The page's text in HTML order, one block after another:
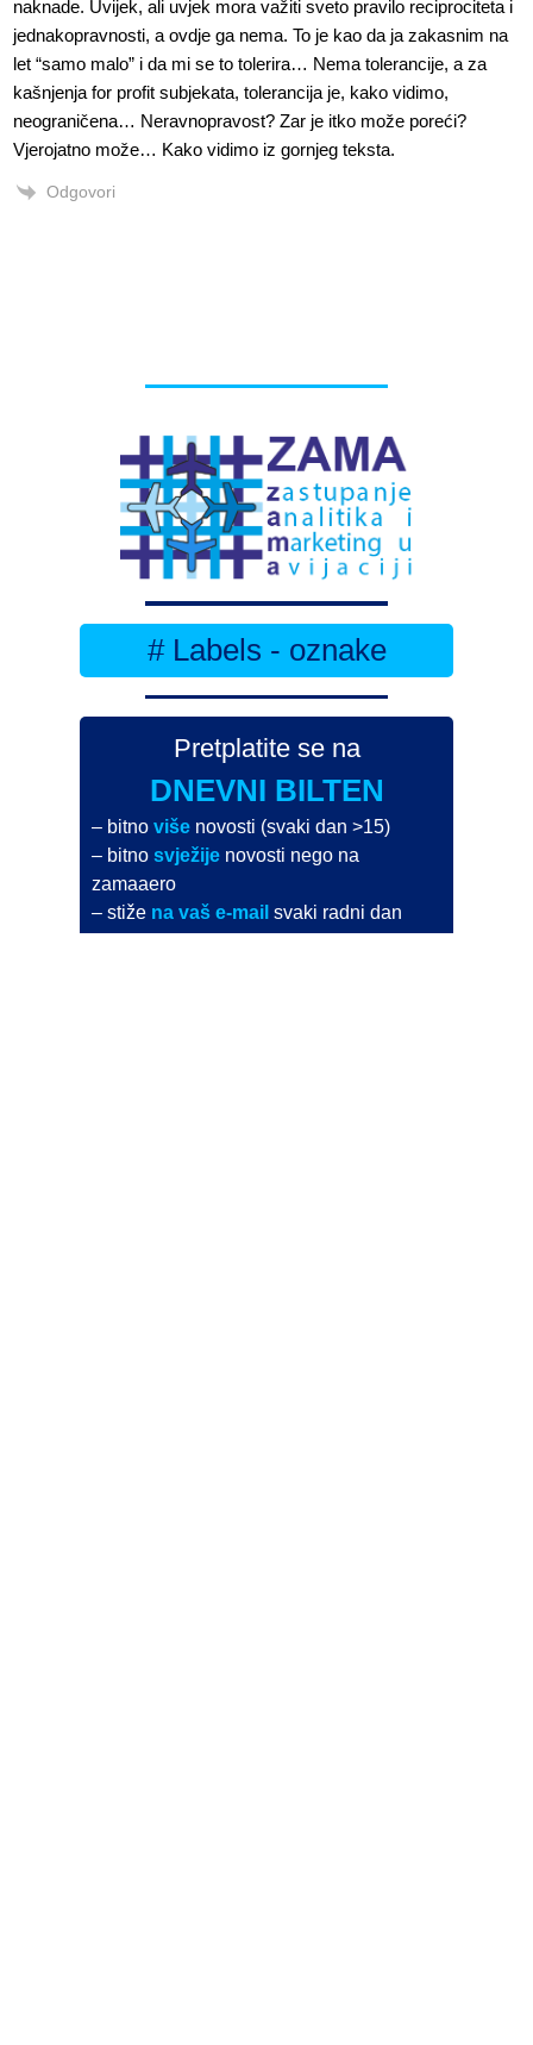
naknade. Uvijek, ali uvjek mora važiti sveto pravilo reciprociteta i
jednakopravnosti, a ovdje ga nema. To je kao da ja zakasnim na
let “samo malo” i da mi se to tolerira… Nema tolerancije, a za
kašnjenja for profit subjekata, tolerancija je, kako vidimo,
neograničena… Neravnopravost? Zar je itko može poreći?
Vjerojatno može… Kako vidimo iz gornjeg teksta.
Odgovori
# Labels - oznake
Pretplatite se na
DNEVNI BILTEN
– bitnoviše novosti (svaki dan >15)
– bitnosvježije novosti nego na
zamaaero
– stiže na vaš e-mail svaki radni dan